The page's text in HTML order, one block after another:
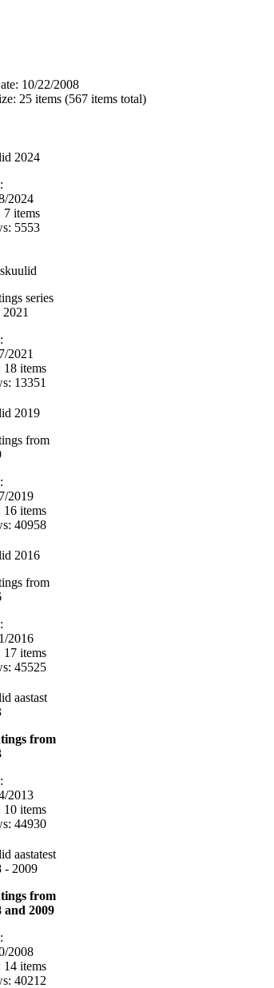
10/22/2008
25 items (567 items total)
2024
2024
7 items
5553
series
2021
18 items
13351
2019
from
2019
16 items
40958
2016
from
2016
17 items
45525
aastast
from
2013
10 items
44930
aastatest
- 2009
from
and 2009
2008
14 items
40212